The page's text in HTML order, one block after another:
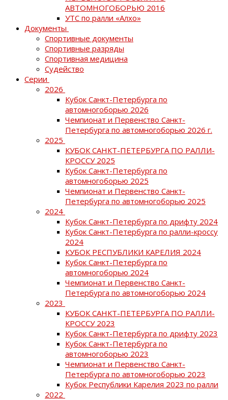
АВТОМНОГОБОРЬЮ 2016
УТС по ралли «Алхо»
Документы
Спортивные документы
Спортивные разряды
Спортивная медицина
Судейство
Серии
2026
Кубок Санкт-Петербурга по
автомногоборью 2026
Чемпионат и Первенство Санкт-
Петербурга по автомногоборью 2026 г.
2025
КУБОК САНКТ-ПЕТЕРБУРГА ПО РАЛЛИ-
КРОССУ 2025
Кубок Санкт-Петербурга по
автомногоборью 2025
Чемпионат и Первенство Санкт-
Петербурга по автомногоборью 2025
2024
Кубок Санкт-Петербурга по дрифту 2024
Кубок Санкт-Петербурга по ралли-кроссу
2024
КУБОК РЕСПУБЛИКИ КАРЕЛИЯ 2024
Кубок Санкт-Петербурга по
автомногоборью 2024
Чемпионат и Первенство Санкт-
Петербурга по автомногоборью 2024
2023
КУБОК САНКТ-ПЕТЕРБУРГА ПО РАЛЛИ-
КРОССУ 2023
Кубок Санкт-Петербурга по дрифту 2023
Кубок Санкт-Петербурга по
автомногоборью 2023
Чемпионат и Первенство Санкт-
Петербурга по автомногоборью 2023
Кубок Республики Карелия 2023 по ралли
2022